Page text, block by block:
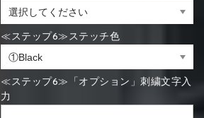
≪ステップ6≫ステッチ色
≪ステップ6≫「オプション」刺繍文字入
力